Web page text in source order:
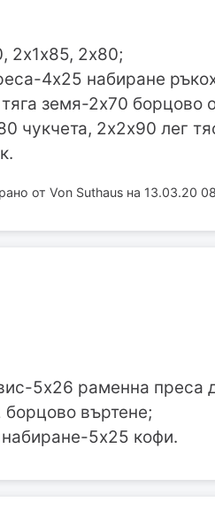
2х1х85, 2х80;
4х25 набиране
земя-2х70 борцово
чукчета, 2х2х90 лег
от Von Suthaus на 13.03.20
5х26 раменна преса
въртене;
5х25 кофи.